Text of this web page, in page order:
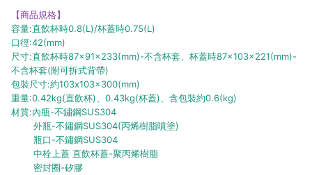
【商品規格】
容量:直飲杯時0.8(L)/杯蓋時0.75(L)
口徑:42(mm)
尺寸:直飲杯時87×91×233(mm)-不含杯套、杯蓋時87×103×221(mm)-
不含杯套(附可拆式背帶)
包裝尺寸:約103x103x300(mm)
重量:0.42kg(直飲杯)、0.43kg(杯蓋)、含包裝約0.6(kg)
材質:內瓶-不鏽鋼SUS304
外瓶-不鏽鋼SUS304(丙烯樹脂噴塗)
瓶口-不鏽鋼SUS304
中栓上蓋 直飲杯蓋-聚丙烯樹脂
密封圈-矽膠